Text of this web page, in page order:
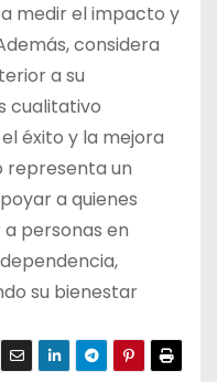
medir el impacto y
considera
a su
cualitativo
éxito y la mejora
representa un
a quienes
personas en
su bienestar